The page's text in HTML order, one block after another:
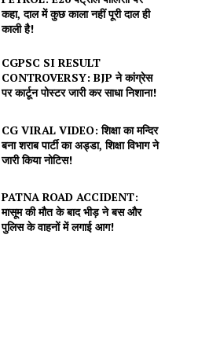
कहा, दाल में कुछ काला नहीं पूरी दाल ही
काली है!
CGPSC SI RESULT
CONTROVERSY: BJP ने कांग्रेस
पर कार्टून पोस्टर जारी कर साधा निशाना!
CG VIRAL VIDEO: शिक्षा का मन्दिर
बना शराब पार्टी का अड्डा, शिक्षा विभाग ने
जारी किया नोटिस!
PATNA ROAD ACCIDENT:
मासूम की मौत के बाद भीड़ ने बस और
पुलिस के वाहनों में लगाई आग!